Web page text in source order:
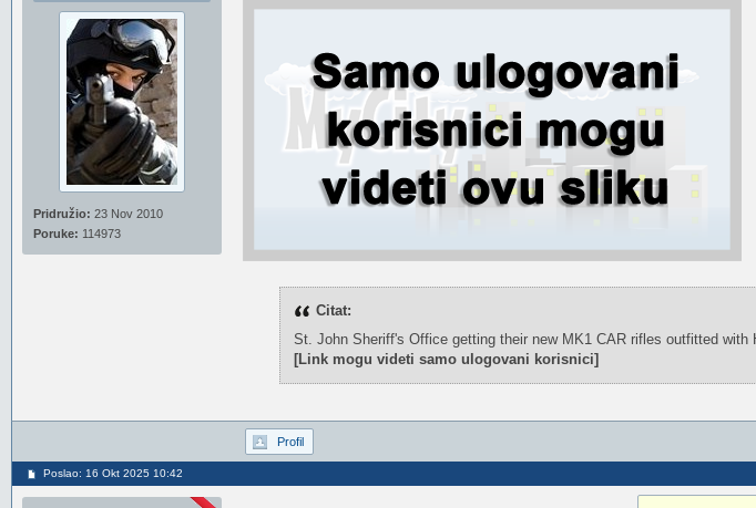
Pridružio: 23 Nov 2010
Poruke: 114973
Citat:
St. John Sheriff's Office getting their new MK1 CAR rifles outfitted with
[Link mogu videti samo ulogovani korisnici]
Profil
Poslao: 16 Okt 2025 10:42